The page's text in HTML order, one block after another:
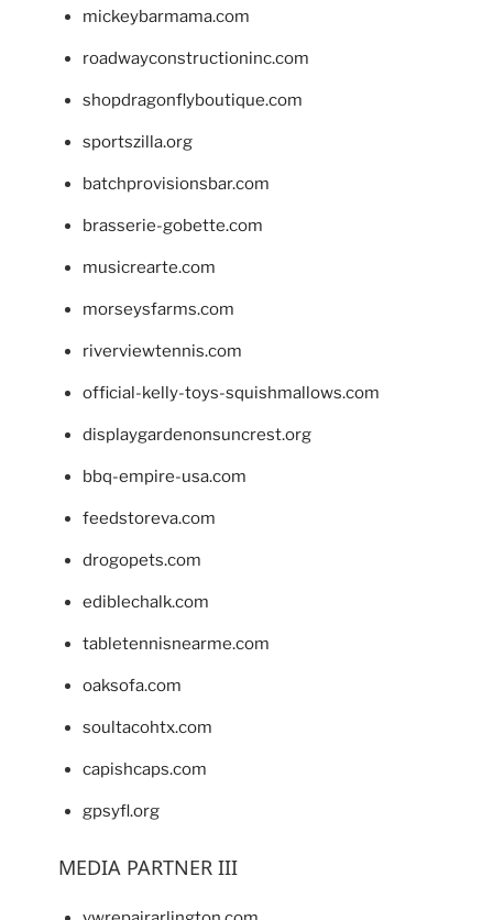
mickeybarmama.com
roadwayconstructioninc.com
shopdragonflyboutique.com
sportszilla.org
batchprovisionsbar.com
brasserie-gobette.com
musicrearte.com
morseysfarms.com
riverviewtennis.com
official-kelly-toys-squishmallows.com
displaygardenonsuncrest.org
bbq-empire-usa.com
feedstoreva.com
drogopets.com
ediblechalk.com
tabletennisnearme.com
oaksofa.com
soultacohtx.com
capishcaps.com
gpsyfl.org
MEDIA PARTNER III